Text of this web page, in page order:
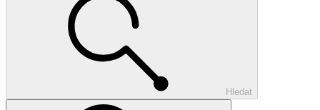
Hledat